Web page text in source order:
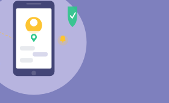
Entrar